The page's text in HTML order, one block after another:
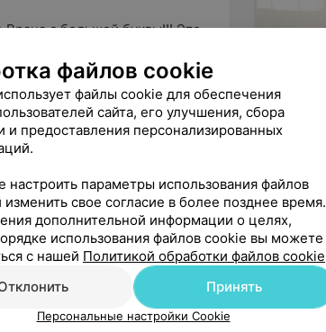
Врача с большой буквы!!! Это
к своем...
детского нефролога
г . Минска . М М врача
помощь м...
грамотный, отзывчивый
ее за внимат...
файлов cookie
файлы cookie для обеспечения
сайта, его улучшения, сбора
и предоставления персонализированных
параметры использования файлов
свое согласие в более позднее время.
дополнительной информации о целях,
использования файлов cookie вы можете
с нашей Политикой обработки файлов cookie
Принять
Персональные настройки Cookie